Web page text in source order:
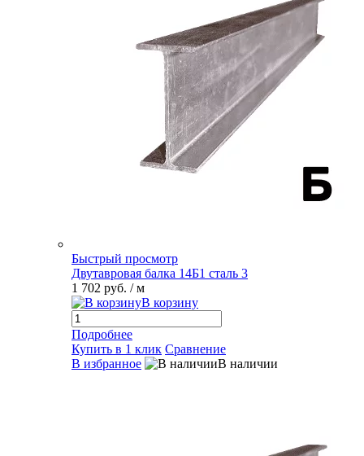
Быстрый просмотр
Двутавровая балка 14Б1 сталь 3
1 702 руб. / м
В корзину
Подробнее
Купить в 1 клик Сравнение
В избранное
В наличии